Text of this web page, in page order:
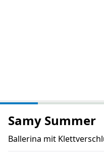
Samy Summer
Ballerina mit